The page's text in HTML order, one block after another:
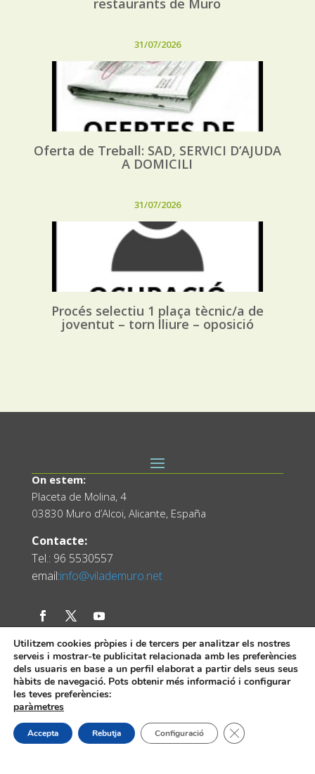
restaurants de Muro
31/07/2026
Oferta de Treball: SAD, SERVICI D’AJUDA
A DOMICILI
31/07/2026
Procés selectiu 1 plaça tècnic/a de
joventut – torn lliure – oposició
On estem:
Placeta de Molina, 4
03830 Muro d’Alcoi, Alicante, España
Contacte:
Tel.: 96 5530557
email:info@vilademuro.net
Diputació d'Alacant.
Utilitzem cookies pròpies i de tercers per analitzar els nostres
serveis i mostrar-te publicitat relacionada amb les preferències
dels usuaris en base a un perfil elaborat a partir dels seus seus
hàbits de navegació. Pots obtenir més informació i configurar
les teves preferències:
paràmetres
Accepta Rebutja Configuració Tanca el bàner de